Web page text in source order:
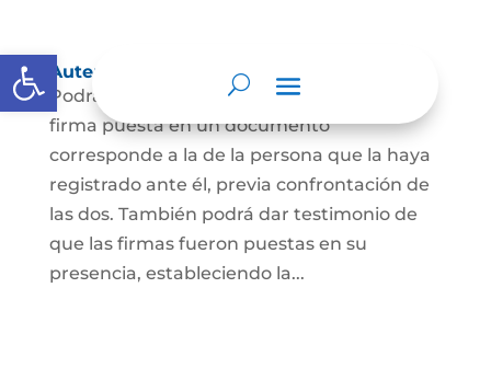
Abrir barra de herramientas
Autenticación de Firma
Podrá dar testimonio escrito de que la
firma puesta en un documento
corresponde a la de la persona que la haya
registrado ante él, previa confrontación de
las dos. También podrá dar testimonio de
que las firmas fueron puestas en su
presencia, estableciendo la...